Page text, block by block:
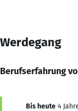
Werdegang
Berufserfahrung
Bis heute 4